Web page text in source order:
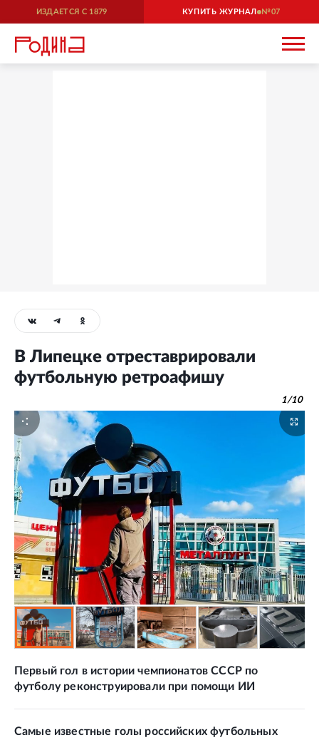
ИЗДАЕТСЯ С 1879 КУПИТЬ ЖУРНАЛ 07
В Липецке отреставрировали
футбольную ретроафишу
1/10
Первый гол в истории чемпионатов СССР по
футболу реконструировали при помощи ИИ
Самые известные голы российских футбольных